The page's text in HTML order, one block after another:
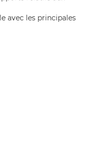
avec les principales